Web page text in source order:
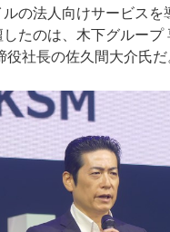
の法人向けサービスを
たのは、木下グループ
役社長の佐久間大介氏だ